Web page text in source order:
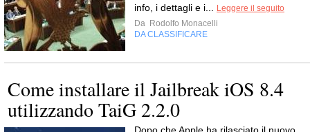
info, i dettagli e i...
Leggere il seguito
Da Rodolfo Monacelli
DA CLASSIFICARE
Come installare il Jailbreak iOS 8.4
utilizzando TaiG 2.2.0